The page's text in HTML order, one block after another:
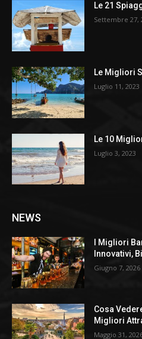
Le 21
Settembre 27,
Le Migliori
Luglio 11, 2023
Le 10
Luglio 3, 2023
NEWS
I Migliori
Innovativi,
Giugno 7, 2026
Cosa
Migliori
Maggio 31,